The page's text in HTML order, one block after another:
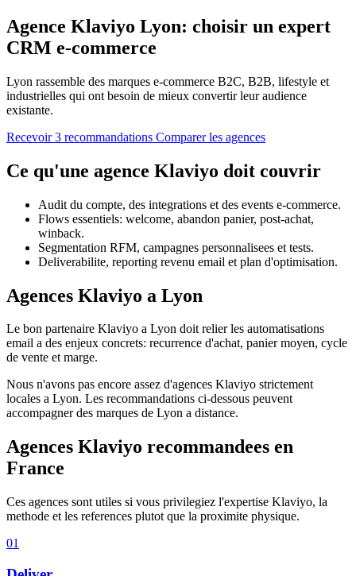
Agence Klaviyo Lyon: choisir un expert
CRM e-commerce
Lyon rassemble des marques e-commerce B2C, B2B, lifestyle et
industrielles qui ont besoin de mieux convertir leur audience
existante.
Recevoir 3 recommandations Comparer les agences
Ce qu'une agence Klaviyo doit couvrir
Audit du compte, des integrations et des events e-commerce.
Flows essentiels: welcome, abandon panier, post-achat,
winback.
Segmentation RFM, campagnes personnalisees et tests.
Deliverabilite, reporting revenu email et plan d'optimisation.
Agences Klaviyo a Lyon
Le bon partenaire Klaviyo a Lyon doit relier les automatisations
email a des enjeux concrets: recurrence d'achat, panier moyen, cycle
de vente et marge.
Nous n'avons pas encore assez d'agences Klaviyo strictement
locales a Lyon. Les recommandations ci-dessous peuvent
accompagner des marques de Lyon a distance.
Agences Klaviyo recommandees en
France
Ces agences sont utiles si vous privilegiez l'expertise Klaviyo, la
methode et les references plutot que la proximite physique.
01